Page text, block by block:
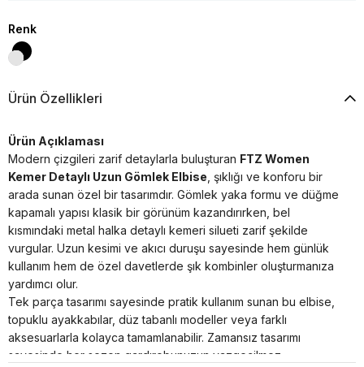
Renk
Ürün Özellikleri
Ürün Açıklaması
Modern çizgileri zarif detaylarla buluşturan FTZ Women
Kemer Detaylı Uzun Gömlek Elbise , şıklığı ve konforu bir
arada sunan özel bir tasarımdır. Gömlek yaka formu ve düğme
kapamalı yapısı klasik bir görünüm kazandırırken, bel
kısmındaki metal halka detaylı kemeri silueti zarif şekilde
vurgular. Uzun kesimi ve akıcı duruşu sayesinde hem günlük
kullanım hem de özel davetlerde şık kombinler oluşturmanıza
yardımcı olur.
Tek parça tasarımı sayesinde pratik kullanım sunan bu elbise,
topuklu ayakkabılar, düz tabanlı modeller veya farklı
aksesuarlarla kolayca tamamlanabilir. Zamansız tasarımı
sayesinde her sezon gardırobunuzun vazgeçilmez